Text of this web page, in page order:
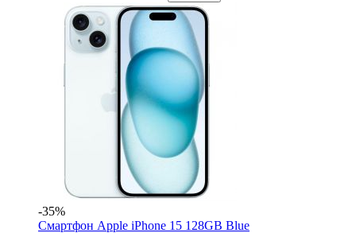
-35%
Смартфон Apple iPhone 15 128GB Blue